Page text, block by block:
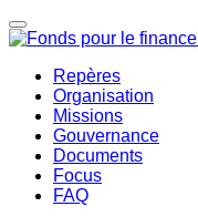
Repères
Organisation
Missions
Gouvernance
Documents
Focus
FAQ